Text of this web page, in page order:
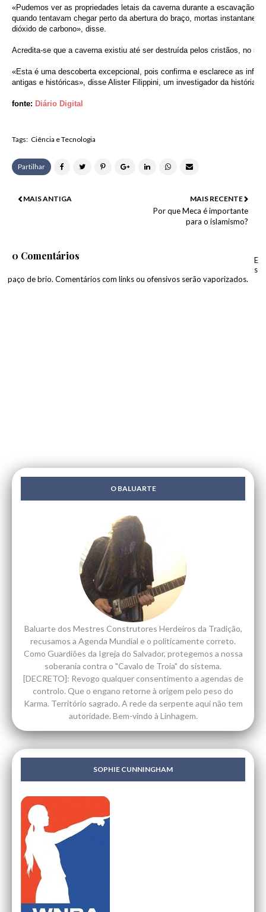
«Pudemos ver as propriedades letais da caverna durante a escavação»,
quando tentavam chegar perto da abertura do braço, mortas
dióxido de carbono», disse.
Acredita-se que a caverna existiu até ser destruída pelos cristãos, no
«Esta é uma descoberta excepcional, pois confirma e esclarece as
antigas e históricas», disse Alister Filippini, um investigador da história
fonte: Diário Digital
Tags: Ciência e Tecnologia
Partilhar
MAIS RECENTE
Por que Meca é importante
para o islamismo?
MAIS ANTIGA
0 Comentários
E
s
paço de brio. Comentários com links ou ofensivos serão vaporizados.
O BALUARTE
Baluarte dos Mestres Construtores Herdeiros da Tradição,
recusamos a Agenda Mundial e o politicamente correto.
Como Guardiões da Igreja do Salvador, protegemos a nossa
soberania contra o "Cavalo de Troia" do sistema.
[DECRETO]: Revogo qualquer consentimento a agendas de
controlo. Que o engano retorne à origem pelo peso do
Karma. Território sagrado. A rede da serpente aqui não tem
autoridade. Bem-vindo à Linhagem.
SOPHIE CUNNINGHAM